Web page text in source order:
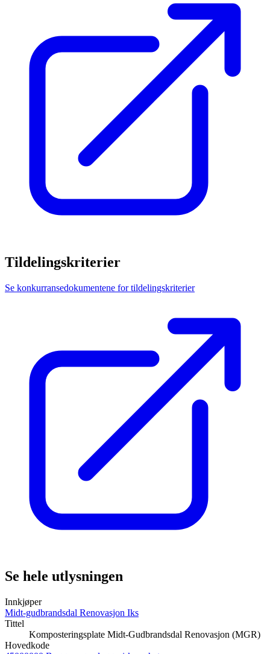
Tildelingskriterier
Se konkurransedokumentene for tildelingskriterier
Se hele utlysningen
Innkjøper
Midt-gudbrandsdal Renovasjon Iks
Tittel
Komposteringsplate Midt-Gudbrandsdal Renovasjon (MGR)
Hovedkode